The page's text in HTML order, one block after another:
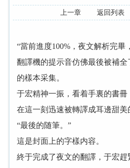
上一章 返回列表
“當前進度100%，夜文解析完畢
翻譯機的提示音仿佛最後被補
的樣本采集。
于宏精神一振，看着手裏的書冊
在這一刻迅速被轉譯成耳邊甜美
“最後的随筆。”
這是封面上的字樣内容。
終于完成了夜文的翻譯，于宏趕